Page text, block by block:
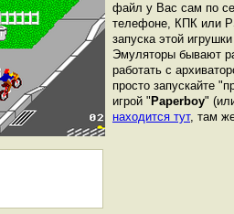
файл у Вас сам по
телефоне, КПК или
запуска этой
Эмуляторы бывают
работать с
просто запускайте
игрой " Paperboy"
находится тут, там